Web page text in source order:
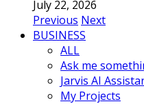
July 22, 2026
Previous Next
BUSINESS
ALL
Ask me
Jarvis AI
My Projects